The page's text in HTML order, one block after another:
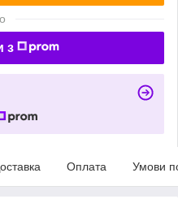
з
Оплата Умови